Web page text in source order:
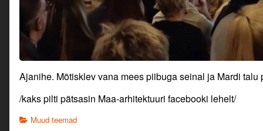
Ajanihe. Mõtisklev vana mees piibuga seinal ja Mardi talu
/kaks pilti pätsasin Maa-arhitektuuri facebooki lehelt/
Categories
Muud teemad